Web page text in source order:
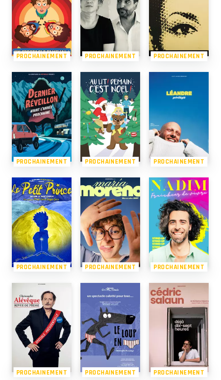
PROCHAINEMENT PROCHAINEMENT PROCHAINEMENT
PROCHAINEMENT PROCHAINEMENT PROCHAINEMENT
PROCHAINEMENT PROCHAINEMENT PROCHAINEMENT
PROCHAINEMENT PROCHAINEMENT PROCHAINEMENT